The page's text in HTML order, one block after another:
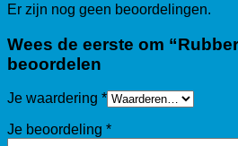
Er zijn nog geen beoordelingen.
Wees de eerste om
beoordelen
Je waardering *
Je beoordeling *